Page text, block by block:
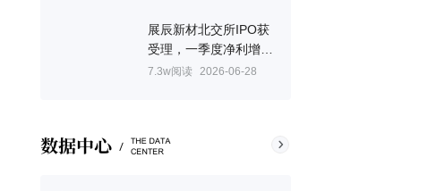
展辰新材北交所IPO获
受理，一季度净利增
308%至585.5万元
7.3w阅读 2026-06-28